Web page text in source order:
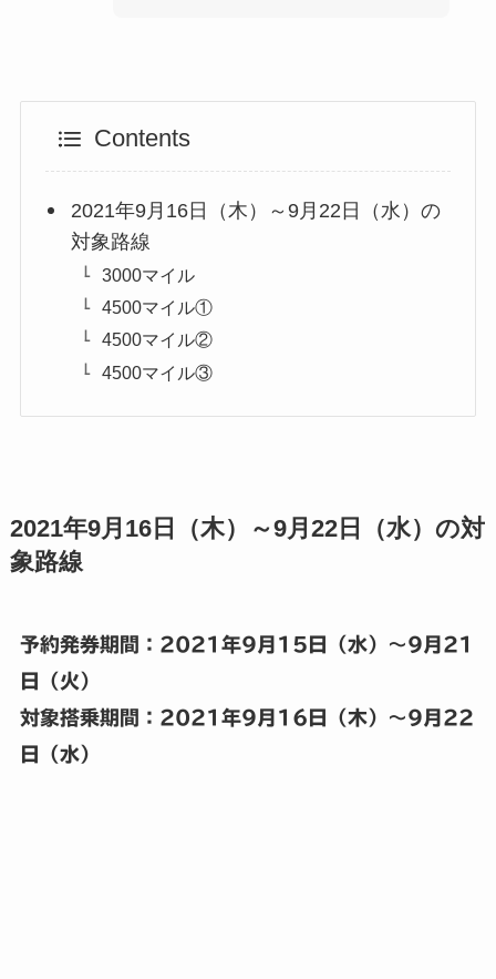
Contents
2021年9月16日（木）～9月22日（水）の
対象路線
3000マイル
4500マイル①
4500マイル②
4500マイル③
2021年9月16日（木）～9月22日（水）の対
象路線
予約発券期間：2021年9月15日（水）～9月21
日（火）
対象搭乗期間：2021年9月16日（木）～9月22
日（水）